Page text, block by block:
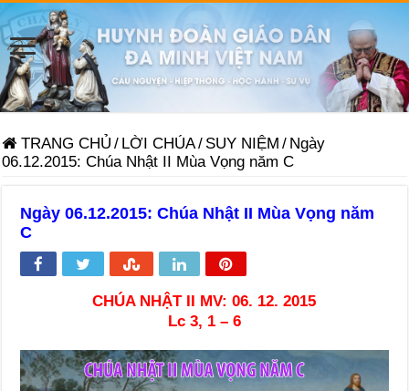
TRANG CHỦ / LỜI CHÚA/ SUY NIỆM / Ngày
06.12.2015: Chúa Nhật II Mùa Vọng năm C
Ngày 06.12.2015: Chúa Nhật II Mùa Vọng năm
C
CHÚA NHẬT II MV: 06. 12. 2015
Lc 3, 1 – 6